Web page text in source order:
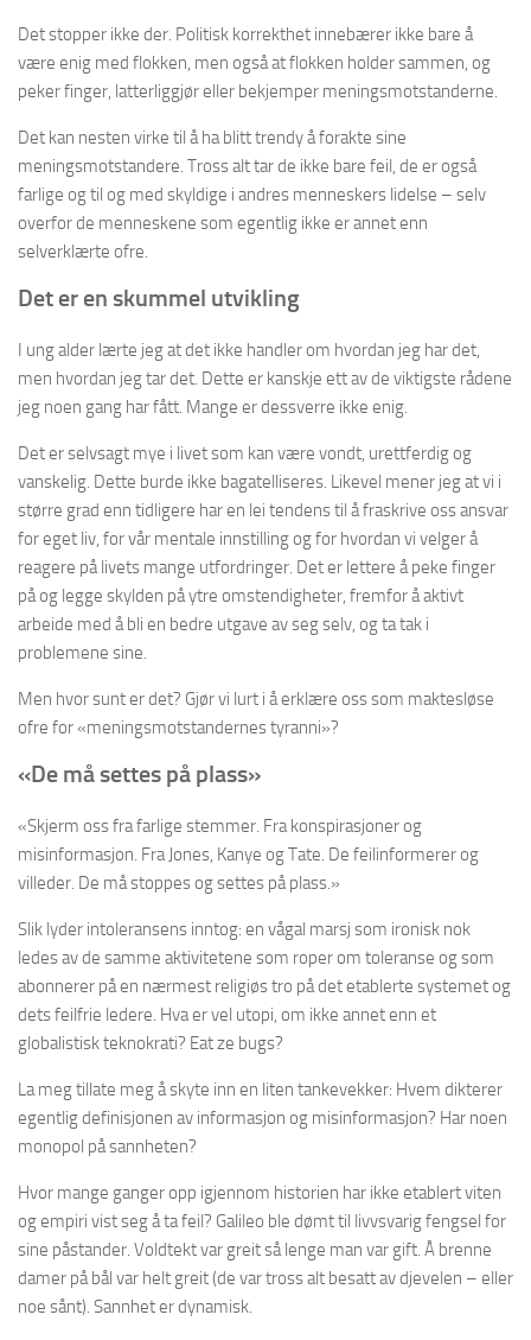
Det stopper ikke der. Politisk korrekthet innebærer ikke bare å
være enig med flokken, men også at flokken holder sammen, og
peker finger, latterliggjør eller bekjemper meningsmotstanderne.
Det kan nesten virke til å ha blitt trendy å forakte sine
meningsmotstandere. Tross alt tar de ikke bare feil, de er også
farlige og til og med skyldige i andres menneskers lidelse – selv
overfor de menneskene som egentlig ikke er annet enn
selverklærte ofre.
Det er en skummel utvikling
I ung alder lærte jeg at det ikke handler om hvordan jeg har det,
men hvordan jeg tar det. Dette er kanskje ett av de viktigste rådene
jeg noen gang har fått. Mange er dessverre ikke enig.
Det er selvsagt mye i livet som kan være vondt, urettferdig og
vanskelig. Dette burde ikke bagatelliseres. Likevel mener jeg at vi i
større grad enn tidligere har en lei tendens til å fraskrive oss ansvar
for eget liv, for vår mentale innstilling og for hvordan vi velger å
reagere på livets mange utfordringer. Det er lettere å peke finger
på og legge skylden på ytre omstendigheter, fremfor å aktivt
arbeide med å bli en bedre utgave av seg selv, og ta tak i
problemene sine.
Men hvor sunt er det? Gjør vi lurt i å erklære oss som maktesløse
ofre for «meningsmotstandernes tyranni»?
«De må settes på plass»
«Skjerm oss fra farlige stemmer. Fra konspirasjoner og
misinformasjon. Fra Jones, Kanye og Tate. De feilinformerer og
villeder. De må stoppes og settes på plass.»
Slik lyder intoleransens inntog: en vågal marsj som ironisk nok
ledes av de samme aktivitetene som roper om toleranse og som
abonnerer på en nærmest religiøs tro på det etablerte systemet og
dets feilfrie ledere. Hva er vel utopi, om ikke annet enn et
globalistisk teknokrati? Eat ze bugs?
La meg tillate meg å skyte inn en liten tankevekker: Hvem dikterer
egentlig definisjonen av informasjon og misinformasjon? Har noen
monopol på sannheten?
Hvor mange ganger opp igjennom historien har ikke etablert viten
og empiri vist seg å ta feil? Galileo ble dømt til livvsvarig fengsel for
sine påstander. Voldtekt var greit så lenge man var gift. Å brenne
damer på bål var helt greit (de var tross alt besatt av djevelen – eller
noe sånt). Sannhet er dynamisk.